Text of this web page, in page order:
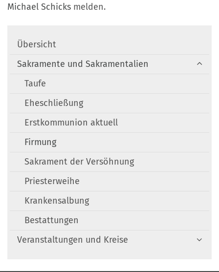
Michael Schicks melden.
Übersicht
Sakramente und Sakramentalien
Taufe
Eheschließung
Erstkommunion aktuell
Firmung
Sakrament der Versöhnung
Priesterweihe
Krankensalbung
Bestattungen
Veranstaltungen und Kreise